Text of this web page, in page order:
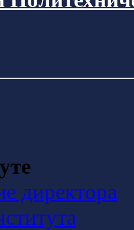
директора